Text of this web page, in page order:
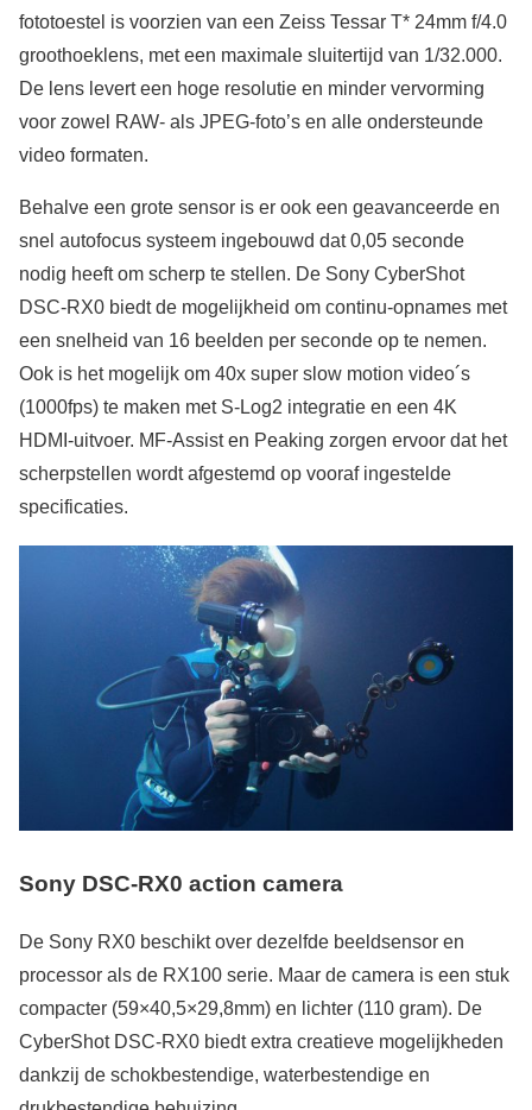
fototoestel is voorzien van een Zeiss Tessar T* 24mm f/4.0
groothoeklens, met een maximale sluitertijd van 1/32.000.
De lens levert een hoge resolutie en minder vervorming
voor zowel RAW- als JPEG-foto’s en alle ondersteunde
video formaten.
Behalve een grote sensor is er ook een geavanceerde en
snel autofocus systeem ingebouwd dat 0,05 seconde
nodig heeft om scherp te stellen. De Sony CyberShot
DSC-RX0 biedt de mogelijkheid om continu-opnames met
een snelheid van 16 beelden per seconde op te nemen.
Ook is het mogelijk om 40x super slow motion video´s
(1000fps) te maken met S-Log2 integratie en een 4K
HDMI-uitvoer. MF-Assist en Peaking zorgen ervoor dat het
scherpstellen wordt afgestemd op vooraf ingestelde
specificaties.
Sony DSC-RX0 action camera
De Sony RX0 beschikt over dezelfde beeldsensor en
processor als de RX100 serie. Maar de camera is een stuk
compacter (59×40,5×29,8mm) en lichter (110 gram). De
CyberShot DSC-RX0 biedt extra creatieve mogelijkheden
dankzij de schokbestendige, waterbestendige en